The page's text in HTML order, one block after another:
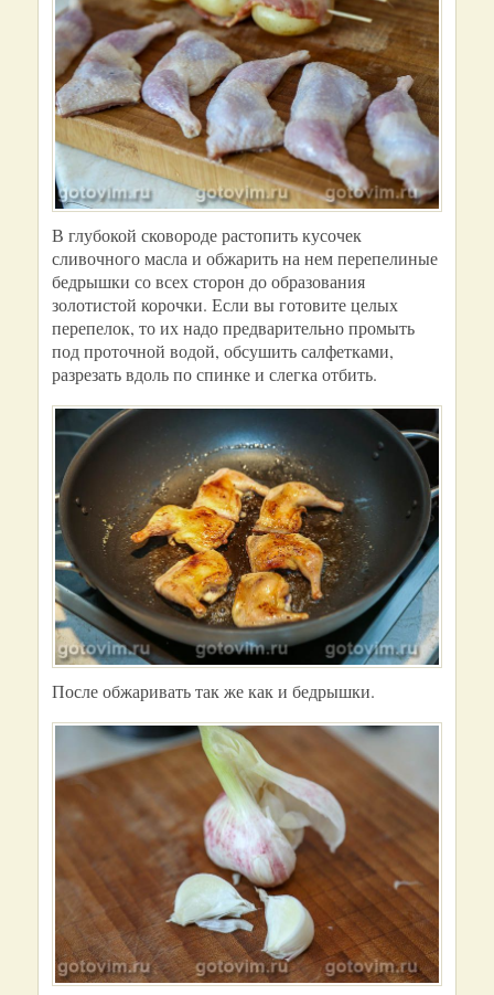
В глубокой сковороде растопить кусочек
сливочного масла и обжарить на нем перепелиные
бедрышки со всех сторон до образования
золотистой корочки. Если вы готовите целых
перепелок, то их надо предварительно промыть
под проточной водой, обсушить салфетками,
разрезать вдоль по спинке и слегка отбить.
После обжаривать так же как и бедрышки.